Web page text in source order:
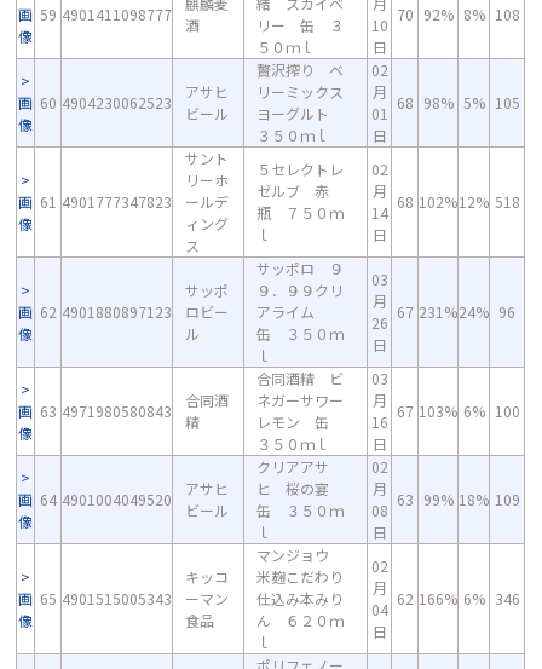
画
像
59 4901411098777
酒
リー 缶 ３
５０ｍｌ
10
日
70 92% 8% 108
画
像
60 4904230062523
アサヒ
ビール
贅沢搾り ベ
リーミックス
ヨーグルト
３５０ｍｌ
02
月
01
日
68 98% 5% 105
画
像
61 4901777347823
サント
リーホ
ールデ
ィング
ス
５セレクトレ
ゼルブ 赤
瓶 ７５０ｍ
ｌ
02
月
14
日
68 102%12% 518
画
像
62 4901880897123
サッポ
ロビー
ル
サッポロ ９
９．９９クリ
アライム
缶 ３５０ｍ
ｌ
03
月
26
日
67 231%24% 96
画
像
63 4971980580843
合同酒
精
合同酒精 ビ
ネガーサワー
レモン 缶
３５０ｍｌ
03
月
16
日
67 103% 6% 100
画
像
64 4901004049520
アサヒ
ビール
クリアアサ
ヒ 桜の宴
缶 ３５０ｍ
ｌ
02
月
08
日
63 99% 18% 109
画
像
65 4901515005343
キッコ
ーマン
食品
マンジョウ
米麹こだわり
仕込み本みり
ん ６２０ｍ
ｌ
02
月
04
日
62 166% 6% 346
ポリフェノー